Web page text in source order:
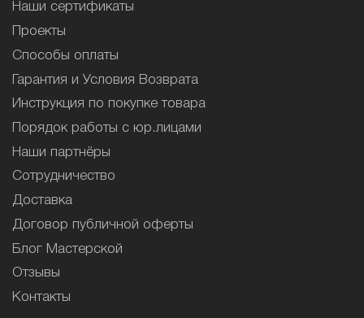
Наши сертификаты
Проекты
Способы оплаты
Гарантия и Условия Возврата
Инструкция по покупке товара
Порядок работы с юр.лицами
Наши партнёры
Сотрудничество
Доставка
Договор публичной оферты
Блог Мастерской
Отзывы
Контакты